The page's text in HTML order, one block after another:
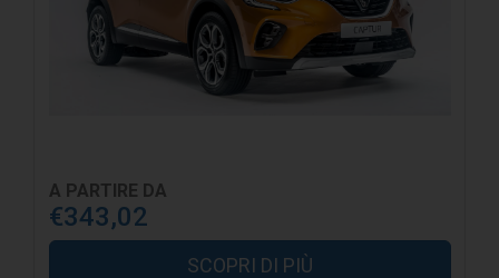
A PARTIRE DA
€343,02
SCOPRI DI PIÙ